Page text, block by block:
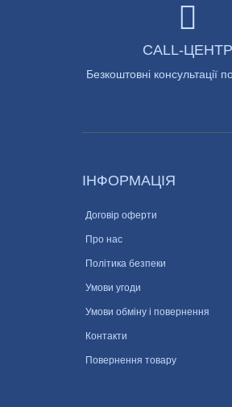
CALL-ЦЕНТР
Безкоштовні консультації
ІНФОРМАЦІЯ
Договір оферти
Про нас
Політика безпеки
Умови угоди
Умови обміну і повернення
Контакти
Повернення товару